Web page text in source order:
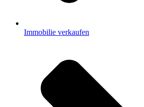
Immobilie verkaufen